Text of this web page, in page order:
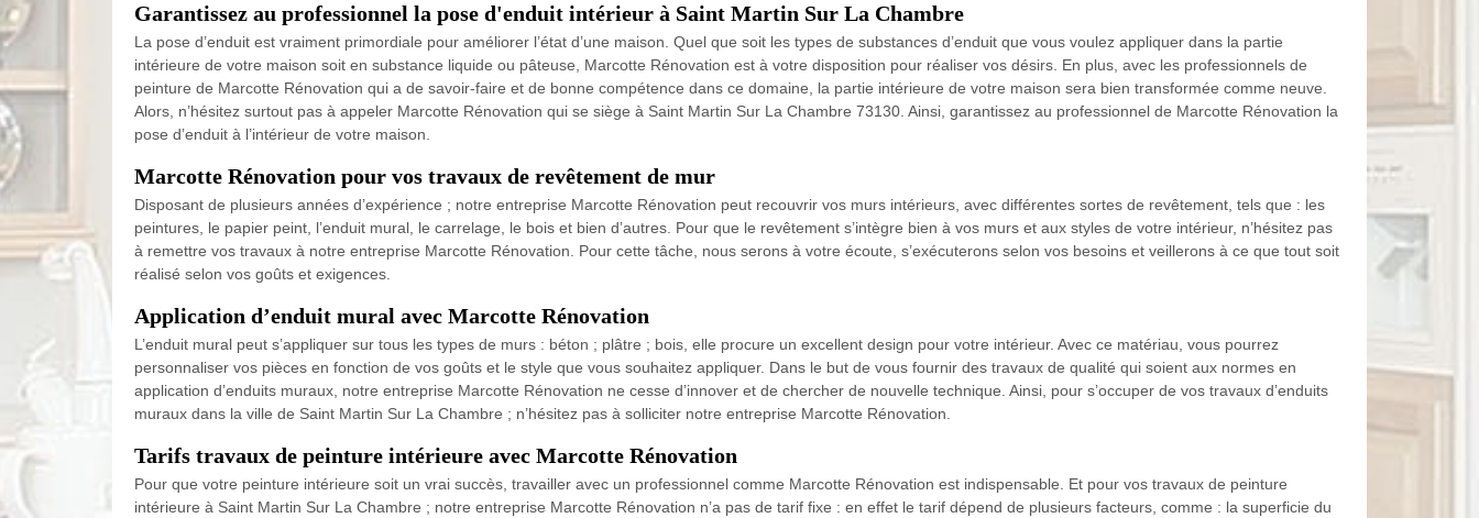
Garantissez au professionnel la pose d'enduit intérieur à Saint Martin Sur La Chambre
La pose d’enduit est vraiment primordiale pour améliorer l’état d’une maison. Quel que soit les types de substances d’enduit que vous voulez appliquer dans la partie
intérieure de votre maison soit en substance liquide ou pâteuse, Marcotte Rénovation est à votre disposition pour réaliser vos désirs. En plus, avec les professionnels de
peinture de Marcotte Rénovation qui a de savoir-faire et de bonne compétence dans ce domaine, la partie intérieure de votre maison sera bien transformée comme neuve.
Alors, n’hésitez surtout pas à appeler Marcotte Rénovation qui se siège à Saint Martin Sur La Chambre 73130. Ainsi, garantissez au professionnel de Marcotte Rénovation la
pose d’enduit à l’intérieur de votre maison.
Marcotte Rénovation pour vos travaux de revêtement de mur
Disposant de plusieurs années d’expérience ; notre entreprise Marcotte Rénovation peut recouvrir vos murs intérieurs, avec différentes sortes de revêtement, tels que : les
peintures, le papier peint, l’enduit mural, le carrelage, le bois et bien d’autres. Pour que le revêtement s’intègre bien à vos murs et aux styles de votre intérieur, n’hésitez pas
à remettre vos travaux à notre entreprise Marcotte Rénovation. Pour cette tâche, nous serons à votre écoute, s’exécuterons selon vos besoins et veillerons à ce que tout soit
réalisé selon vos goûts et exigences.
Application d’enduit mural avec Marcotte Rénovation
L’enduit mural peut s’appliquer sur tous les types de murs : béton ; plâtre ; bois, elle procure un excellent design pour votre intérieur. Avec ce matériau, vous pourrez
personnaliser vos pièces en fonction de vos goûts et le style que vous souhaitez appliquer. Dans le but de vous fournir des travaux de qualité qui soient aux normes en
application d’enduits muraux, notre entreprise Marcotte Rénovation ne cesse d’innover et de chercher de nouvelle technique. Ainsi, pour s’occuper de vos travaux d’enduits
muraux dans la ville de Saint Martin Sur La Chambre ; n’hésitez pas à solliciter notre entreprise Marcotte Rénovation.
Tarifs travaux de peinture intérieure avec Marcotte Rénovation
Pour que votre peinture intérieure soit un vrai succès, travailler avec un professionnel comme Marcotte Rénovation est indispensable. Et pour vos travaux de peinture
intérieure à Saint Martin Sur La Chambre ; notre entreprise Marcotte Rénovation n’a pas de tarif fixe : en effet le tarif dépend de plusieurs facteurs, comme : la superficie du